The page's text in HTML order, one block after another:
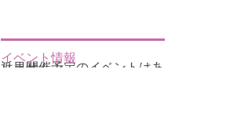
イベント情報
近日開催予定のイベントはありません